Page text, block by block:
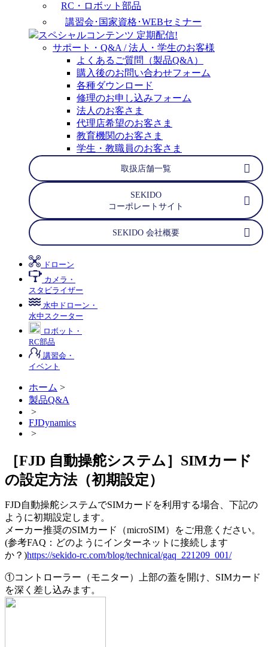
RC・ロボット部品
講習会･国家資格･WEBセミナー
スペシャルコンテンツ 定期配信!
サポート・Q&A / 法人・学生のお客様
よくあるご質問（製品Q&A）
購入後のお問い合わせフォーム
各種ダウンロード
修理のお申し込みフォーム
法人のお客さま
代理店希望のお客さま
教育機関のお客さま
学生・教職員のお客さま
取扱店舗一覧
SEKIDO
コーポレートサイト
SEKIDO 会社概要
ドローン
カメラ・
スタビライザー
水中ドローン・
水中スクーター
ロボット・
RC部品
講習会・
イベント
ホーム >
製品Q&A
>
FJDynamics
>
［FJD 自動操舵システム］SIMカード
の設定方法（初期設定）
FJD自動操舵システムでSIMカードを利用する場合、下記の
ように初期設定します。
メーカー推奨のSIMカード（microSIM）をご用意ください。
(参考FAQ：どのようにインターネットに接続します
か？)https://sekido-rc.com/blog/technical/gaq_221209_001/
①コントローラー（モニター）上部の蓋を開け、SIMカード
を深く差し込みます。